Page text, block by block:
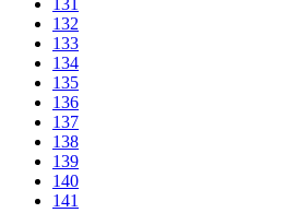
131
132
133
134
135
136
137
138
139
140
141